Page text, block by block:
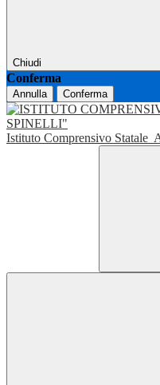
Chiudi
Conferma
Annulla Conferma
Istituto Comprensivo Statale